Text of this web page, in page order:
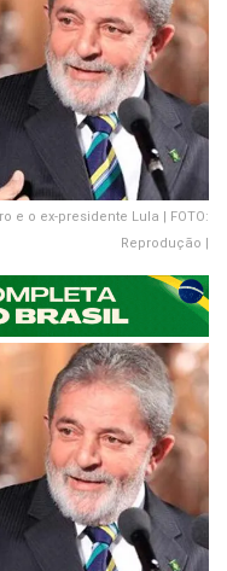
e o ex-presidente Lula | FOTO:
Reprodução |